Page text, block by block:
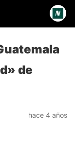
de
hace 4 años